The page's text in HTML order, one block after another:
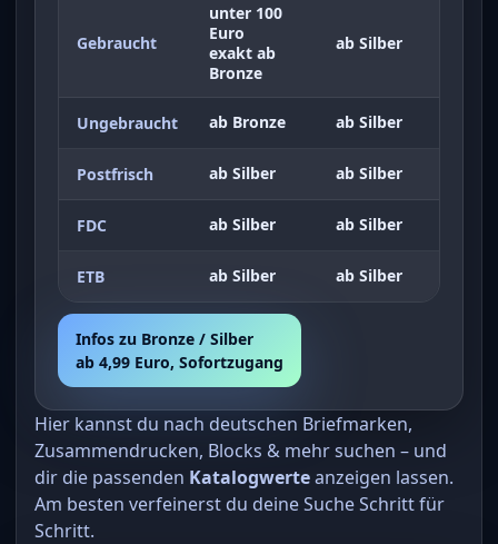
Gebraucht
unter 100
Euro
exakt ab
Bronze
ab Silber
Ungebraucht ab Bronze ab Silber
Postfrisch ab Silber ab Silber
FDC ab Silber ab Silber
ETB ab Silber ab Silber
Infos zu Bronze / Silber
ab 4,99 Euro, Sofortzugang
Hier kannst du nach deutschen Briefmarken,
Zusammendrucken, Blocks & mehr suchen – und
dir die passenden Katalogwerteanzeigen lassen.
Am besten verfeinerst du deine Suche Schritt für
Schritt.